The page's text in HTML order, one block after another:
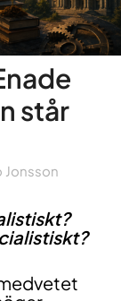
står
Jonsson